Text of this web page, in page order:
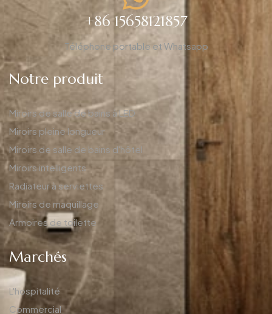
+86 15658121857
Téléphone portable et Whatsapp
Notre produit
Miroirs de salle de bains à LED
Miroirs pleine longueur
Miroirs de salle de bains d'hôtel
Miroirs intelligents
Radiateur à serviettes
Miroirs de maquillage
Armoires de toilette
Marchés
L'hospitalité
Commercial